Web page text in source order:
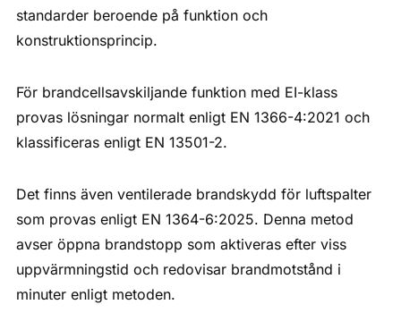
standarder beroende på funktion och
konstruktionsprincip.
För brandcellsavskiljande funktion med EI-klass
provas lösningar normalt enligt EN 1366-4:2021 och
klassificeras enligt EN 13501-2.
Det finns även ventilerade brandskydd för luftspalter
som provas enligt EN 1364-6:2025. Denna metod
avser öppna brandstopp som aktiveras efter viss
uppvärmningstid och redovisar brandmotstånd i
minuter enligt metoden.